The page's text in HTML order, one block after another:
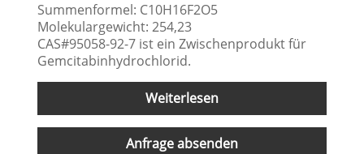
Summenformel: C10H16F2O5
Molekulargewicht: 254,23
CAS#95058-92-7 ist ein Zwischenprodukt für
Gemcitabinhydrochlorid.
Weiterlesen
Anfrage absenden